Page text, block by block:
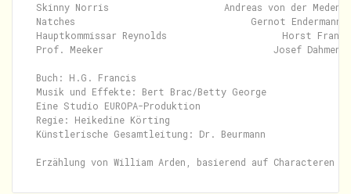
Skinny Norris                     Andreas von der Meden
Natches                                Gernot Endermann
Hauptkommissar Reynolds                     Horst Frank
Prof. Meeker                               Josef Dahmen
Buch: H.G. Francis
Musik und Effekte: Bert Brac/Betty George
Eine Studio EUROPA-Produktion
Regie: Heikedine Körting
Künstlerische Gesamtleitung: Dr. Beurmann